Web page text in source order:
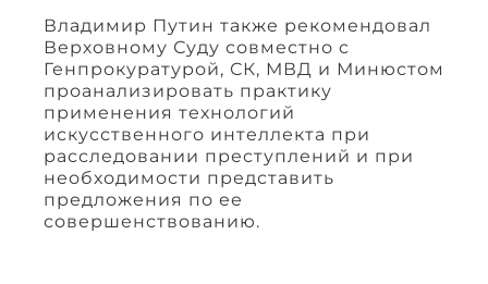
Владимир Путин также рекомендовал
Верховному Суду совместно с
Генпрокуратурой, СК, МВД и Минюстом
проанализировать практику
применения технологий
искусственного интеллекта при
расследовании преступлений и при
необходимости представить
предложения по ее
совершенствованию.